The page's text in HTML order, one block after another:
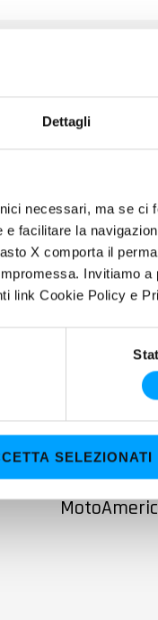
Dettagli
necessari, ma se ci
facilitare la
X comporta il
Invitiamo
link Cookie Policy e
SELEZIONATI
MOTO
Bardahl: